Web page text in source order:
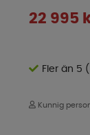
22 995
Fler än 5
Kunnig